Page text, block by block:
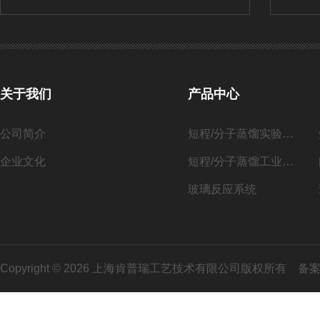
关于我们
公司简介
企业文化
产品中心
短程/分子蒸馏实验系列
短程/分子蒸馏工业化系列
玻璃反应系统
Copyright © 2026 上海肯普瑞工艺技术有限公司版权所有 备